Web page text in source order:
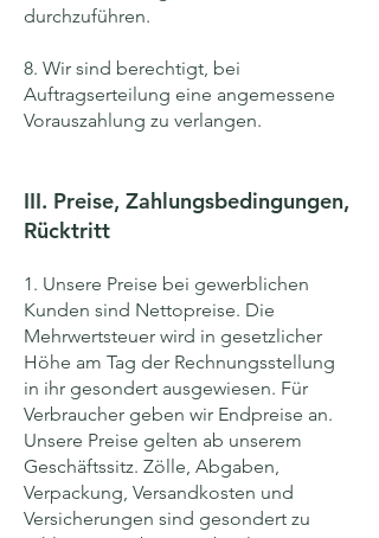
durchzuführen.
8. Wir sind berechtigt, bei
Auftragserteilung eine angemessene
Vorauszahlung zu verlangen.
III. Preise, Zahlungsbedingungen,
Rücktritt
1. Unsere Preise bei gewerblichen
Kunden sind Nettopreise. Die
Mehrwertsteuer wird in gesetzlicher
Höhe am Tag der Rechnungsstellung
in ihr gesondert ausgewiesen. Für
Verbraucher geben wir Endpreise an.
Unsere Preise gelten ab unserem
Geschäftssitz. Zölle, Abgaben,
Verpackung, Versandkosten und
Versicherungen sind gesondert zu